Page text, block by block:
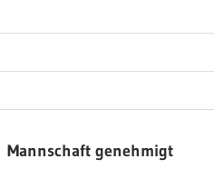
Mannschaft genehmigt